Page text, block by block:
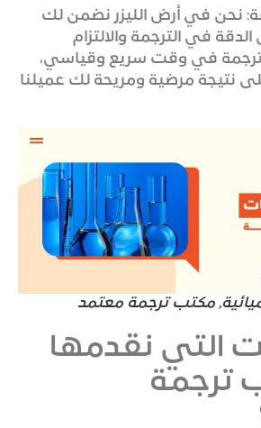
نحن في أرض الليزر نضمن لك
في الترجمة والالتزام
في وقت سريع وقياسي،
نتيجة مرضية ومريحة لك عميلنا
مكتب ترجمة معتمد
التي نقدمها
ترجمة